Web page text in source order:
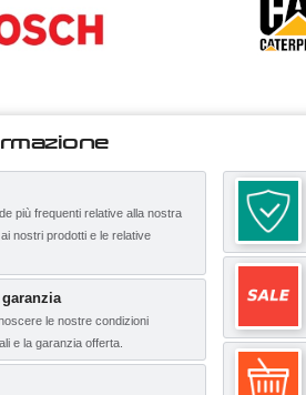
più frequenti relative alla nostra
nostri prodotti e le relative
garanzia
le nostre condizioni
e la garanzia offerta.